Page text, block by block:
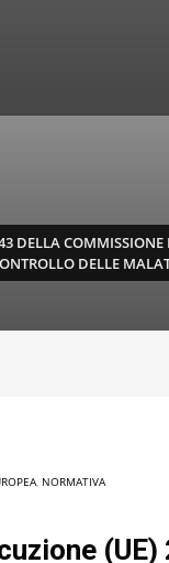
DELLA
DELLE
, NORMATIVA